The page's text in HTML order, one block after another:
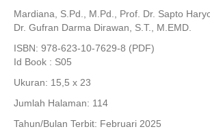
Mardiana, S.Pd., M.Pd., Prof. Dr. Sapto
Dr. Gufran Darma Dirawan, S.T., M.EMD.
ISBN: 978-623-10-7629-8 (PDF)
Id Book : S05
Ukuran: 15,5 x 23
Jumlah Halaman: 114
Tahun/Bulan Terbit: Februari 2025